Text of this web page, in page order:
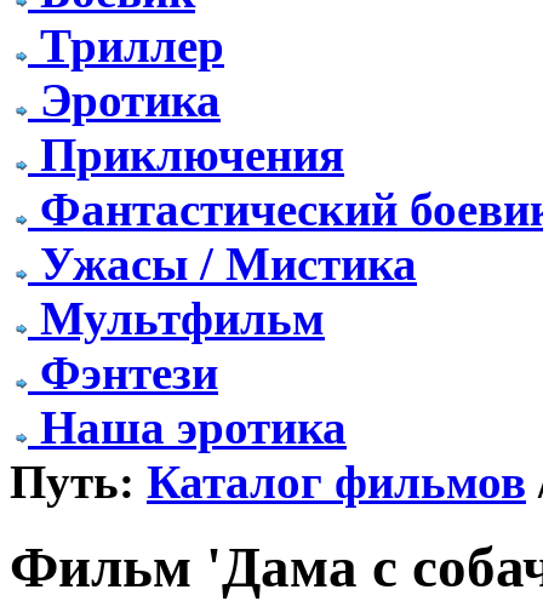
Триллер
Эротика
Приключения
Фантастический
Ужасы / Мистика
Мультфильм
Фэнтези
Наша эротика
Путь: Каталог фильмов
Фильм 'Дама с